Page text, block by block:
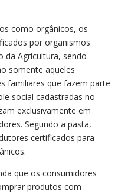
como orgânicos, os
por organismos
da Agricultura, sendo
somente aqueles
familiares que fazem parte
social cadastradas no
exclusivamente em
Segundo a pasta,
certificados para
que os consumidores
produtos com